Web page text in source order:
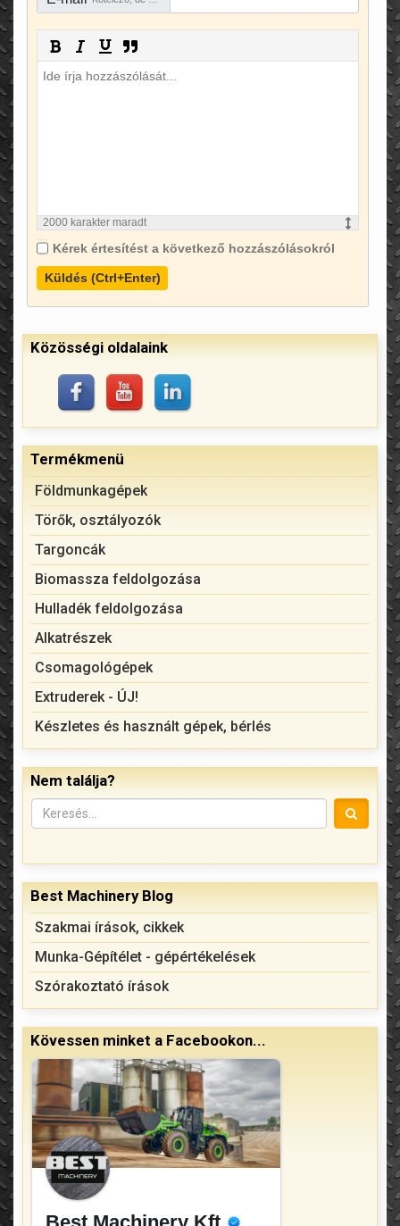
2000 karakter maradt
Kérek értesítést a következő hozzászólásokról
Küldés (Ctrl+Enter)
Közösségi oldalaink
Termékmenü
Földmunkagépek
Törők, osztályozók
Targoncák
Biomassza feldolgozása
Hulladék feldolgozása
Alkatrészek
Csomagológépek
Extruderek - ÚJ!
Készletes és használt gépek, bérlés
Nem találja?
Best Machinery Blog
Szakmai írások, cikkek
Munka-Gépítélet - gépértékelések
Szórakoztató írások
Kövessen minket a Facebookon...